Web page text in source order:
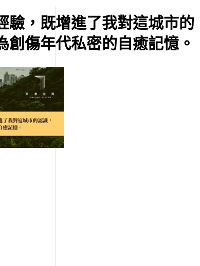
驗，既增進了我對這城市的
創傷年代私密的自癒記憶。